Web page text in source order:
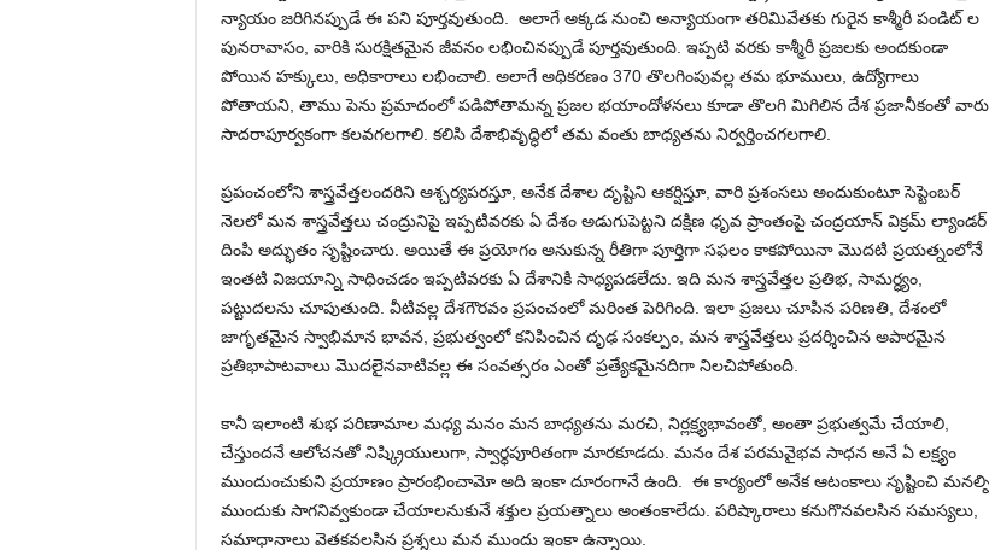
న్యాయం జరిగినప్పుడే ఈ పని పూర్తవుతుంది. అలాగే అక్కడ నుంచి అన్యాయంగా తరిమివేతకు గురైన కాశ్మీరీ పండిట్ ల
పునరావాసం, వారికి సురక్షితమైన జీవనం లభించినప్పుడే పూర్తవుతుంది. ఇప్పటి వరకు కాశ్మీరీ ప్రజలకు అందకుండా
పోయిన హక్కులు, అధికారాలు లభించాలి. అలాగే అధికరణం 370 తొలగింపువల్ల తమ భూములు, ఉద్యోగాలు
పోతాయని, తాము పెను ప్రమాదంలో పడిపోతామన్న ప్రజల భయాందోళనలు కూడా తొలగి మిగిలిన దేశ ప్రజానీకంతో వారు
సాదరాపూర్వకంగా కలవగలగాలి. కలిసి దేశాభివృద్ధిలో తమ వంతు బాధ్యతను నిర్వర్తించగలగాలి.
ప్రపంచంలోని శాస్త్రవేత్తలందరిని ఆశ్చర్యపరస్తూ, అనేక దేశాల దృష్టిని ఆకర్షిస్తూ, వారి ప్రశంసలు అందుకుంటూ సెప్టెంబర్
నెలలో మన శాస్త్రవేత్తలు చంద్రునిపై ఇప్పటివరకు ఏ దేశం అడుగుపెట్టని దక్షిణ ధృవ ప్రాంతంపై చంద్రయాన్ విక్రమ్ ల్యాండర్
దింపి అద్భుతం సృష్టించారు. అయితే ఈ ప్రయోగం అనుకున్న రీతిగా పూర్తిగా సఫలం కాకపోయినా మొదటి ప్రయత్నంలోనే
ఇంతటి విజయాన్ని సాధించడం ఇప్పటివరకు ఏ దేశానికి సాధ్యపడలేదు. ఇది మన శాస్త్రవేత్తల ప్రతిభ, సామర్ధ్యం,
పట్టుదలను చూపుతుంది. వీటివల్ల దేశగౌరవం ప్రపంచంలో మరింత పెరిగింది. ఇలా ప్రజలు చూపిన పరిణతి, దేశంలో
జాగృతమైన స్వాభిమాన భావన, ప్రభుత్వంలో కనిపించిన దృఢ సంకల్పం, మన శాస్త్రవేత్తలు ప్రదర్శించిన అపారమైన
ప్రతిభాపాటవాలు మొదలైనవాటివల్ల ఈ సంవత్సరం ఎంతో ప్రత్యేకమైనదిగా నిలచిపోతుంది.
కానీ ఇలాంటి శుభ పరిణామాల మధ్య మనం మన బాధ్యతను మరచి, నిర్లక్ష్యభావంతో, అంతా ప్రభుత్వమే చేయాలి,
చేస్తుందనే ఆలోచనతో నిష్క్రియులుగా, స్వార్ధపూరితంగా మారకూడదు. మనం దేశ పరమవైభవ సాధన అనే ఏ లక్ష్యం
ముందుంచుకుని ప్రయాణం ప్రారంభించామో అది ఇంకా దూరంగానే ఉంది. ఈ కార్యంలో అనేక ఆటంకాలు సృష్టించి
ముందుకు సాగనివ్వకుండా చేయాలనుకునే శక్తుల ప్రయత్నాలు అంతంకాలేదు. పరిష్కారాలు కనుగొనవలసిన సమస్యలు,
సమాధానాలు వెతకవలసిన ప్రశ్నలు మన ముందు ఇంకా ఉన్నాయి.